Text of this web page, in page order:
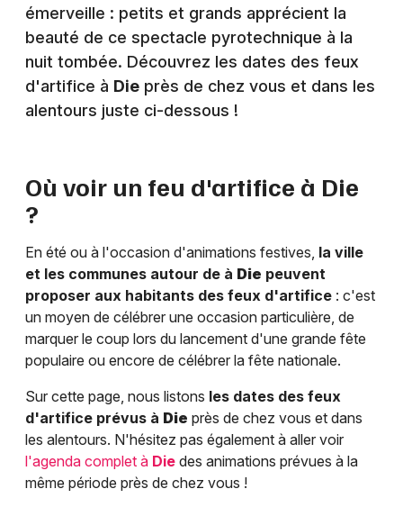
émerveille : petits et grands apprécient la
beauté de ce spectacle pyrotechnique à la
nuit tombée. Découvrez les dates des feux
d'artifice à Die près de chez vous et dans les
alentours juste ci-dessous !
Où voir un feu d'artifice à Die
?
En été ou à l'occasion d'animations festives, la ville
et les communes autour de à Die peuvent
proposer aux habitants des feux d'artifice : c'est
un moyen de célébrer une occasion particulière, de
marquer le coup lors du lancement d'une grande fête
populaire ou encore de célébrer la fête nationale.
Sur cette page, nous listons les dates des feux
d'artifice prévus à Die près de chez vous et dans
les alentours. N'hésitez pas également à aller voir
l'agenda complet à Die des animations prévues à la
même période près de chez vous !